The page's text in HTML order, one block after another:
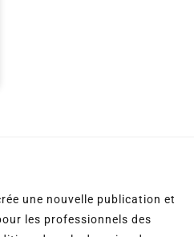
une nouvelle publication et
les professionnels des